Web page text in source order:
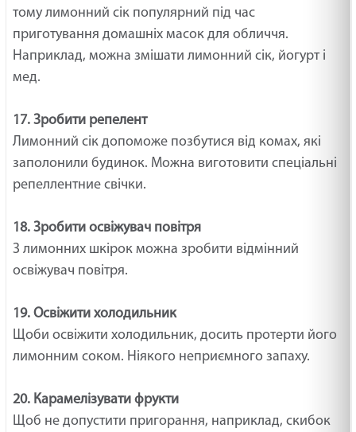
тому лимонний сік популярний під час
приготування домашніх масок для обличчя.
Наприклад, можна змішати лимонний сік, йогурт і
мед.
17. Зробити репелент
Лимонний сік допоможе позбутися від комах, які
заполонили будинок. Можна виготовити спеціальні
репеллентние свічки.
18. Зробити освіжувач повітря
З лимонних шкірок можна зробити відмінний
освіжувач повітря.
19. Освіжити холодильник
Щоби освіжити холодильник, досить протерти його
лимонним соком. Ніякого неприємного запаху.
20. Карамелізувати фрукти
Щоб не допустити пригорання, наприклад, скибок